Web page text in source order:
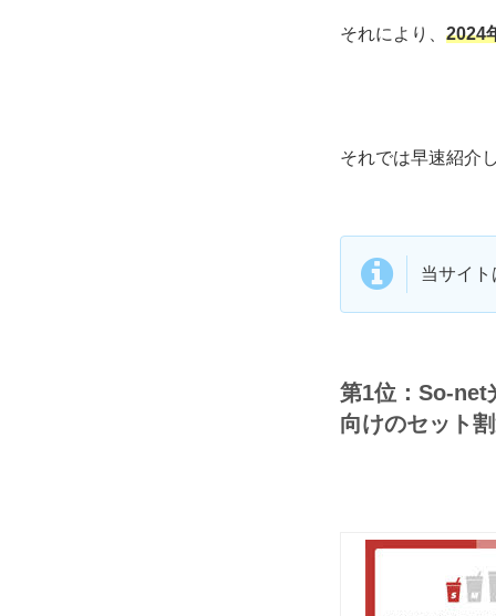
それにより、 2024
それでは早速紹介
当サイ
第1位：So-net
向けのセット